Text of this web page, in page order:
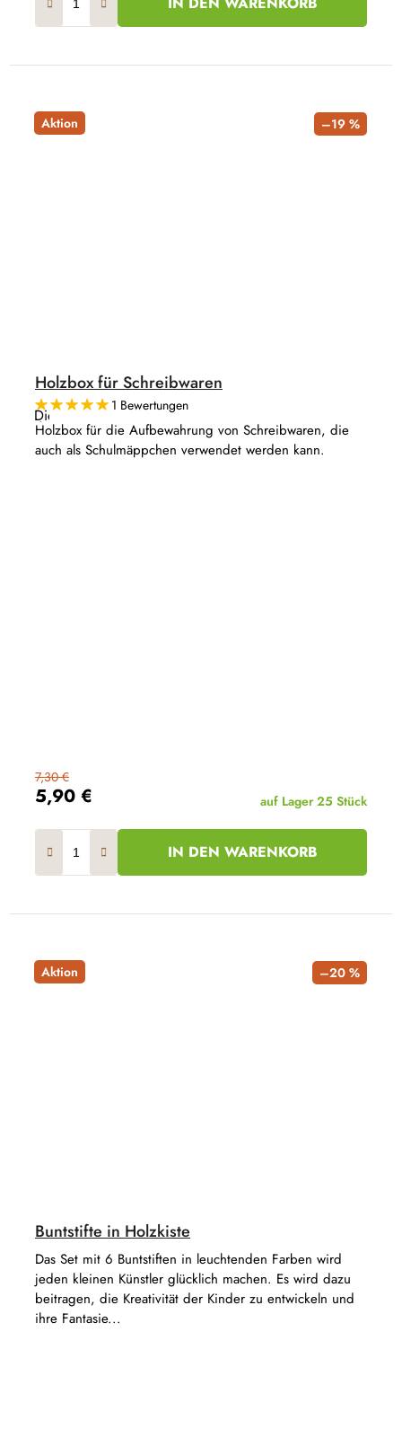
Aktion –19 %
Holzbox für Schreibwaren
Die
durchschnittliche
Produktbewertung
ist
1 Bewertungen
5,90 €
7,30 €
auf Lager 25 Stück
IN DEN WARENKORB
Holzbox für die Aufbewahrung von Schreibwaren, die
auch als Schulmäppchen verwendet werden kann.
Aktion –20 %
Buntstifte in Holzkiste
Das Set mit 6 Buntstiften in leuchtenden Farben wird
jeden kleinen Künstler glücklich machen. Es wird dazu
beitragen, die Kreativität der Kinder zu entwickeln und
ihre Fantasie...